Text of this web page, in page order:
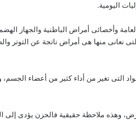
اليومية.
وأخصائى أمراض الباطنية والجهاز
التى نعانى منها هى أمراض ناتجة عن
التى تغير من أداء كثير من أعضاء
وهذه ملاحظة حقيقية فالحزن يؤدى